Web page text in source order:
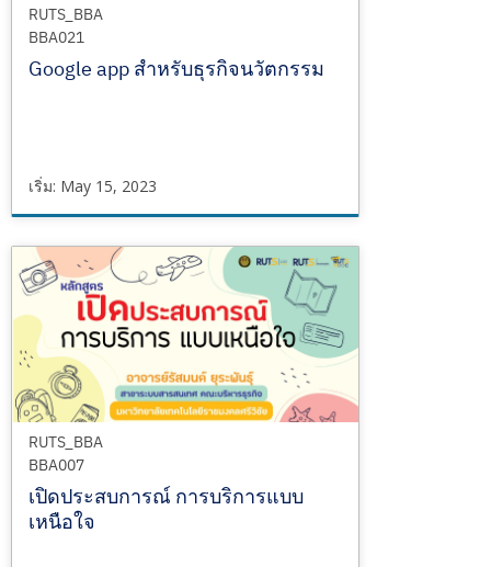
RUTS_BBA
BBA021
Google app สำหรับธุรกิจนวัตกรรม
เริ่ม: May 15, 2023
BBA021
เริ่มMay
15,
2023
RUTS_BBA
BBA007
เปิดประสบการณ์ การบริการแบบ
เหนือใจ